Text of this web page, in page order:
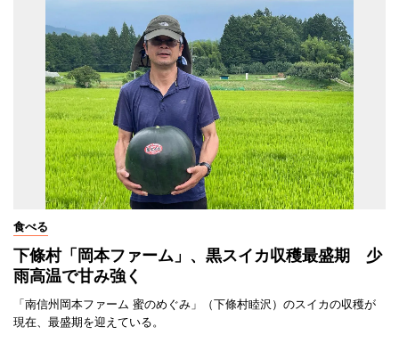
食べる
下條村「岡本ファーム」、黒スイカ収穫最盛期 少
雨高温で甘み強く
「南信州岡本ファーム 蜜のめぐみ」（下條村睦沢）のスイカの収穫が
現在、最盛期を迎えている。